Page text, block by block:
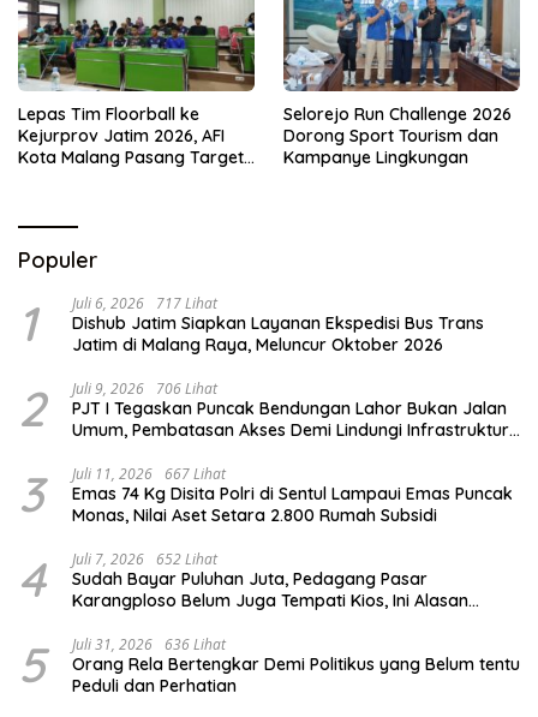
Lepas Tim Floorball ke
Kejurprov Jatim 2026, AFI
Kota Malang Pasang Target
Selorejo Run Challenge 2026
Dorong Sport Tourism dan
Kampanye Lingkungan
Populer
1 Juli 6, 2026 717 Lihat
Dishub Jatim Siapkan Layanan Ekspedisi Bus Trans
Jatim di Malang Raya, Meluncur Oktober 2026
2 Juli 9, 2026 706 Lihat
PJT I Tegaskan Puncak Bendungan Lahor Bukan Jalan
Umum, Pembatasan Akses Demi Lindungi Infrastruktur
3 Juli 11, 2026 667 Lihat
Emas 74 Kg Disita Polri di Sentul Lampaui Emas Puncak
Monas, Nilai Aset Setara 2.800 Rumah Subsidi
4 Juli 7, 2026 652 Lihat
Sudah Bayar Puluhan Juta, Pedagang Pasar
Karangploso Belum Juga Tempati Kios, Ini Alasan
5 Juli 31, 2026 636 Lihat
Orang Rela Bertengkar Demi Politikus yang Belum tentu
Peduli dan Perhatian